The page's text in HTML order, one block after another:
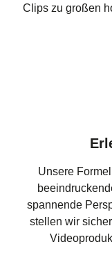
Clips zu großen
Unsere
spannende
stellen wir